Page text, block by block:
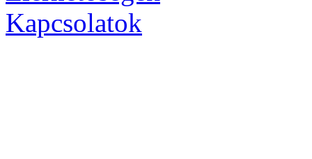
Kapcsolatok